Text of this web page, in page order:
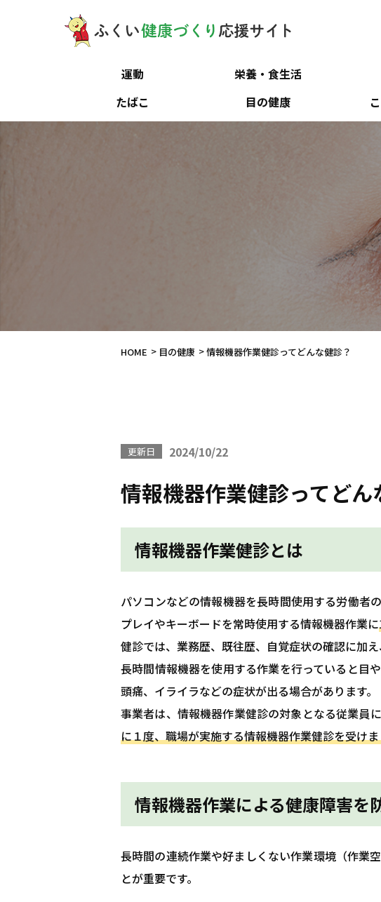
運動 栄養・食生活
たばこ
目の健康
HOME 目の健康 情報機器作業健診ってどんな健診？
更新日 2024/10/22
情報機器作業健診ってどん
情報機器作業健診とは
パソコンなどの情報機器を長時間使用する労働者
プレイやキーボードを常時使用する情報機器作業に
健診では、業務歴、既往歴、自覚症状の確認に加
長時間情報機器を使用する作業を行っていると目
頭痛、イライラなどの症状が出る場合があります。
事業者は、情報機器作業健診の対象となる従業員
に１度、職場が実施する情報機器作業健診を受け
情報機器作業による健康障害を
長時間の連続作業や好ましくない作業環境（作業
とが重要です。